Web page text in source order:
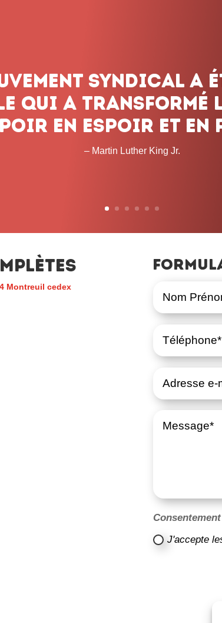
syndical a
qui a transformé
en espoir et en
– Martin Luther King Jr.
Montreuil cedex
J'accepte